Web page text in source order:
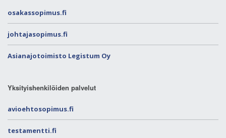
osakassopimus.fi
johtajasopimus.fi
Asianajotoimisto Legistum Oy
Yksityishenkilöiden palvelut
avioehtosopimus.fi
testamentti.fi